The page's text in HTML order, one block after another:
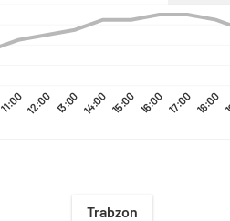
11:00 12:00 13:00 14:00 15:00 16:00 17:00 18:00
Trabzon